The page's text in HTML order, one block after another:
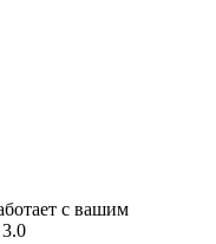
с вашим